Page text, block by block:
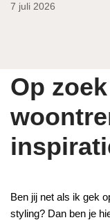
7 juli 2026
Op
Ben jij net als ik gek
styling? Dan ben je